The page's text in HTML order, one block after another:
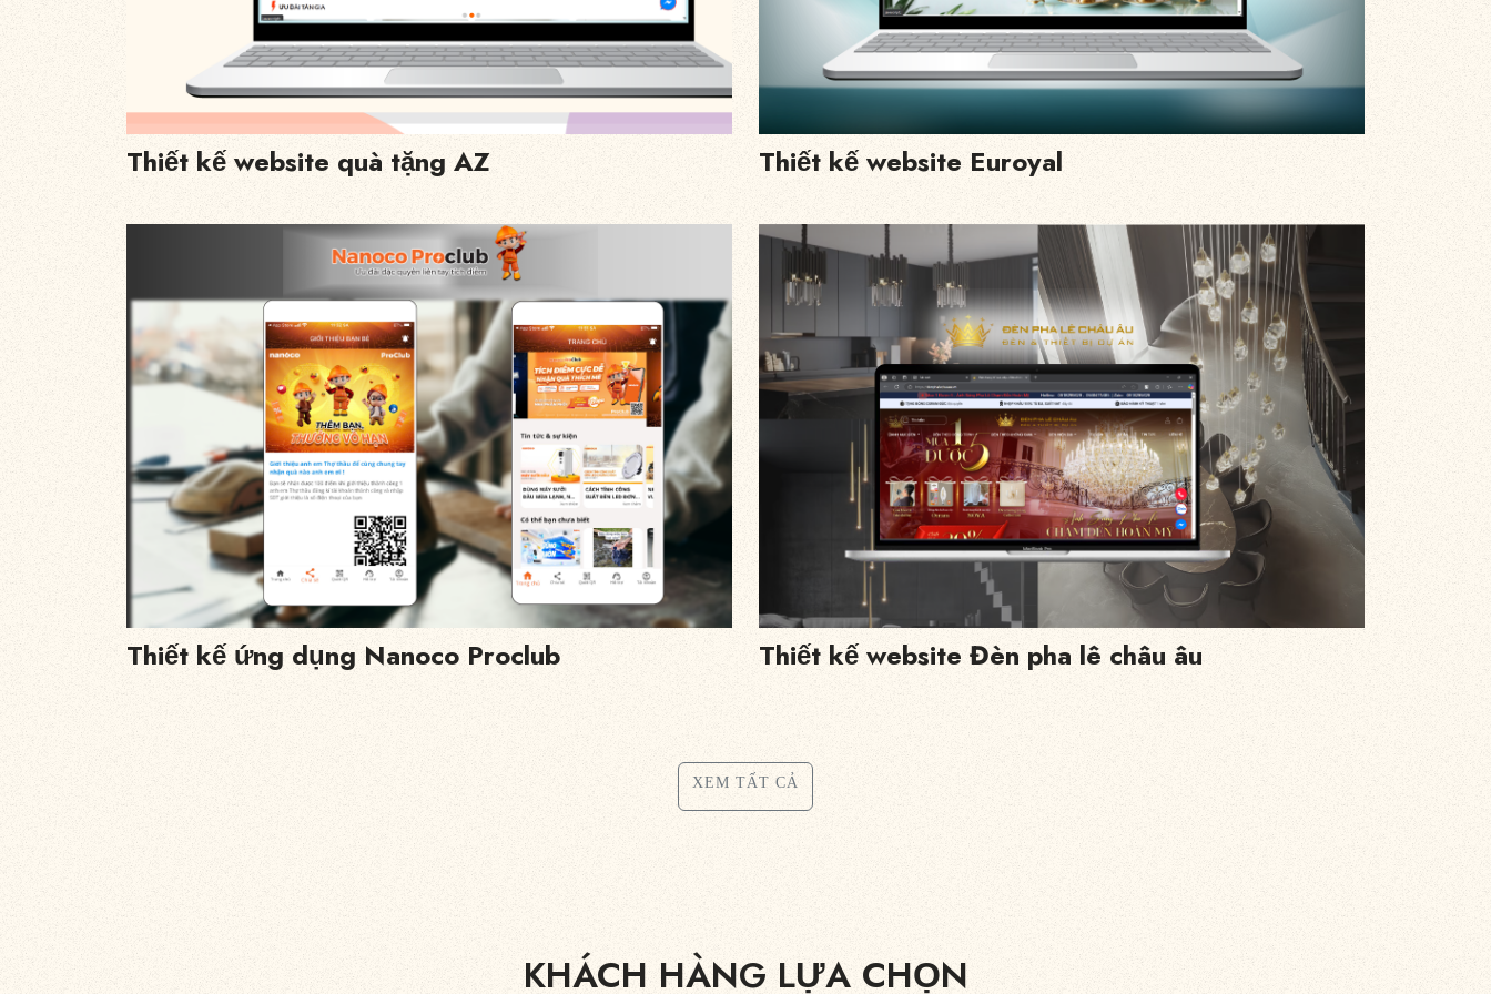
Thiết kế website quà tặng AZ Thiết kế website Euroyal
Thiết kế ứng dụng Nanoco Proclub Thiết kế website Đèn pha lê châu âu
XEM TẤT CẢ
KHÁCH HÀNG LỰA CHỌN